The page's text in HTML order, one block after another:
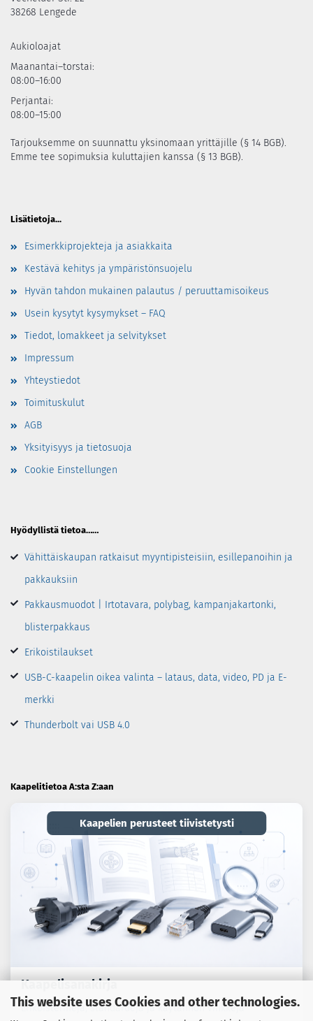
This website uses Cookies and other technologies.
38268 Lengede
Aukioloajat
Maanantai–torstai:
08:00–16:00
Perjantai:
08:00–15:00
Tarjouksemme on suunnattu yksinomaan yrittäjille (§ 14 BGB).
Emme tee sopimuksia kuluttajien kanssa (§ 13 BGB).
Lisätietoja...
Esimerkkiprojekteja ja asiakkaita
Kestävä kehitys ja ympäristönsuojelu
Hyvän tahdon mukainen palautus / peruuttamisoikeus
Usein kysytyt kysymykset – FAQ
Tiedot, lomakkeet ja selvitykset
Impressum
Yhteystiedot
Toimituskulut
AGB
Yksityisyys ja tietosuoja
Cookie Einstellungen
Hyödyllistä tietoa……
Vähittäiskaupan ratkaisut myyntipisteisiin, esillepanoihin ja
pakkauksiin
Pakkausmuodot | Irtotavara, polybag, kampanjakartonki,
blisterpakkaus
Erikoistilaukset
USB-C-kaapelin oikea valinta – lataus, data, video, PD ja E-
merkki
Thunderbolt vai USB 4.0
Kaapelitietoa A:sta Z:aan
Kaapelien perusteet tiivistetysti
Kaapelisanakirja
Erikoistermejä, standardeja ja käytännön vinkkejä